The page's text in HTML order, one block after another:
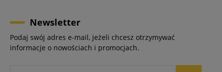
Newsletter
Podaj swój adres e-mail, jeżeli chcesz otrzymywać
informacje o nowościach i promocjach.